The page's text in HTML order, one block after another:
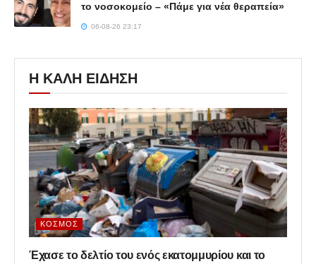
το νοσοκομείο – «Πάμε για νέα θεραπεία»
06-08-26 23:17
Η ΚΑΛΗ ΕΙΔΗΣΗ
ΚΌΣΜΟΣ
Έχασε το δελτίο του ενός εκατομμυρίου και το